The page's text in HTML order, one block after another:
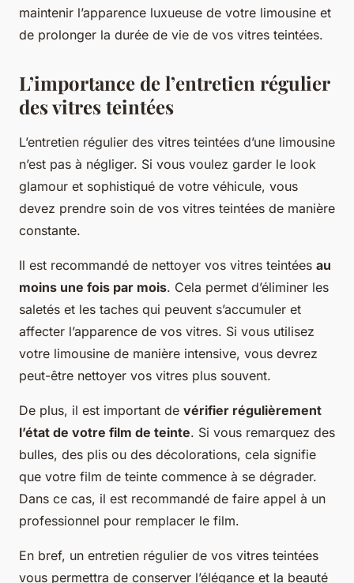
maintenir l’apparence luxueuse de votre limousine et
de prolonger la durée de vie de vos vitres teintées.
L’importance de l’entretien régulier
des vitres teintées
L’entretien régulier des vitres teintées d’une limousine
n’est pas à négliger. Si vous voulez garder le look
glamour et sophistiqué de votre véhicule, vous
devez prendre soin de vos vitres teintées de manière
constante.
Il est recommandé de nettoyer vos vitres teintées au
moins une fois par mois. Cela permet d’éliminer les
saletés et les taches qui peuvent s’accumuler et
affecter l’apparence de vos vitres. Si vous utilisez
votre limousine de manière intensive, vous devrez
peut-être nettoyer vos vitres plus souvent.
De plus, il est important de vérifier régulièrement
l’état de votre film de teinte. Si vous remarquez des
bulles, des plis ou des décolorations, cela signifie
que votre film de teinte commence à se dégrader.
Dans ce cas, il est recommandé de faire appel à un
professionnel pour remplacer le film.
En bref, un entretien régulier de vos vitres teintées
vous permettra de conserver l’élégance et la beauté